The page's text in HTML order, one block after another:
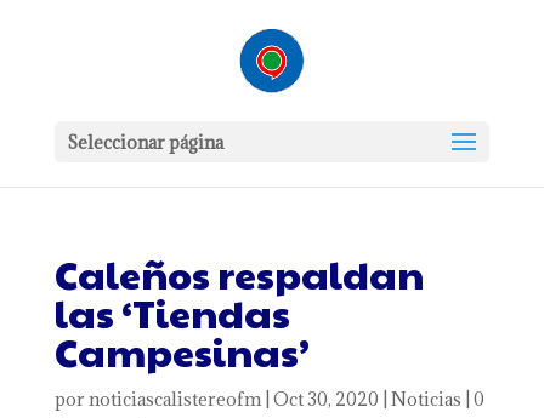
Seleccionar página
Caleños respaldan
las ‘Tiendas
Campesinas’
por noticiascalistereofm| Oct 30, 2020 Noticias 0